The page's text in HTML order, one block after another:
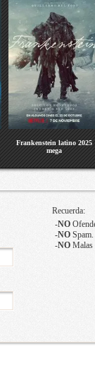
Frankenstein latino 2025
mega
Recuerda:
-NO
-NOSpam.
-NOMalas